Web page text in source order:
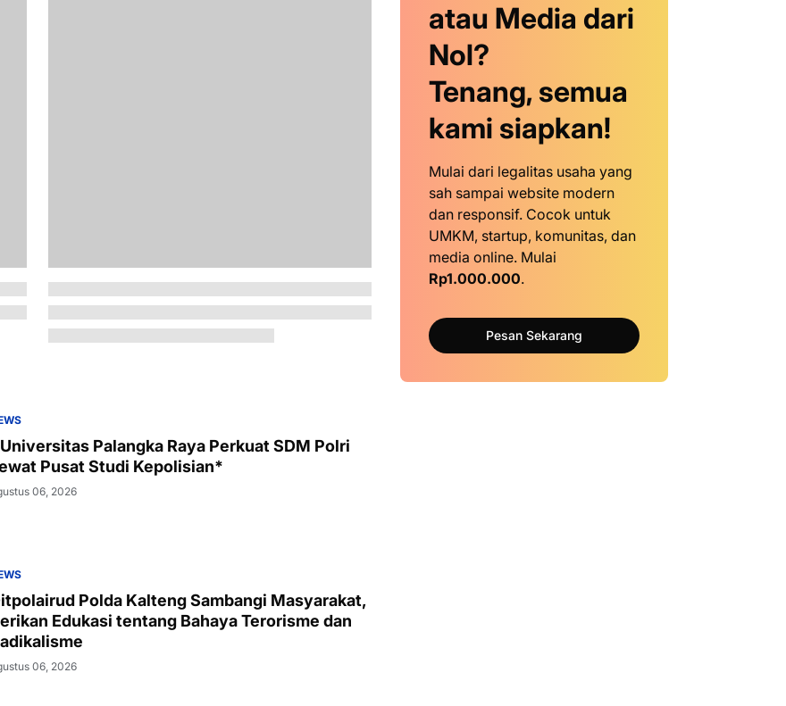
Palangka Raya Perkuat SDM Polri
Pusat Studi Kepolisian*
06, 2026
Polda Kalteng Sambangi Masyarakat,
Edukasi tentang Bahaya Terorisme dan
06, 2026
atau Media dari
Nol?
Tenang, semua
kami siapkan!
Mulai dari legalitas usaha yang
sah sampai website modern
dan responsif. Cocok untuk
UMKM, startup, komunitas, dan
media online. Mulai
Rp1.000.000.
Pesan Sekarang